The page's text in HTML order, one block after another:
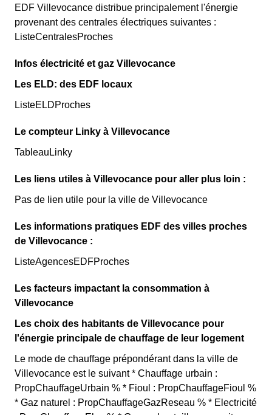
EDF Villevocance distribue principalement l'énergie
provenant des centrales électriques suivantes :
ListeCentralesProches
Infos électricité et gaz Villevocance
Les ELD: des EDF locaux
ListeELDProches
Le compteur Linky à Villevocance
TableauLinky
Les liens utiles à Villevocance pour aller plus loin :
Pas de lien utile pour la ville de Villevocance
Les informations pratiques EDF des villes proches
de Villevocance :
ListeAgencesEDFProches
Les facteurs impactant la consommation à
Villevocance
Les choix des habitants de Villevocance pour
l'énergie principale de chauffage de leur logement
Le mode de chauffage prépondérant dans la ville de
Villevocance est le suivant * Chauffage urbain :
PropChauffageUrbain % * Fioul : PropChauffageFioul %
* Gaz naturel : PropChauffageGazReseau % * Electricité